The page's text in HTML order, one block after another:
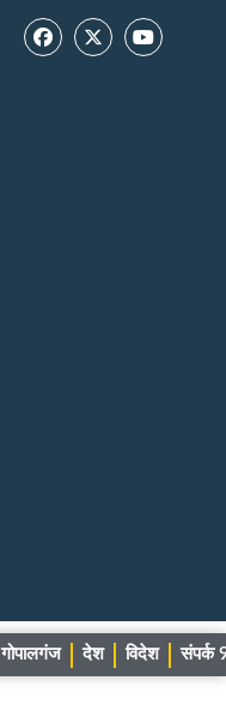
गोपालगंज देश विदेश संपर्क